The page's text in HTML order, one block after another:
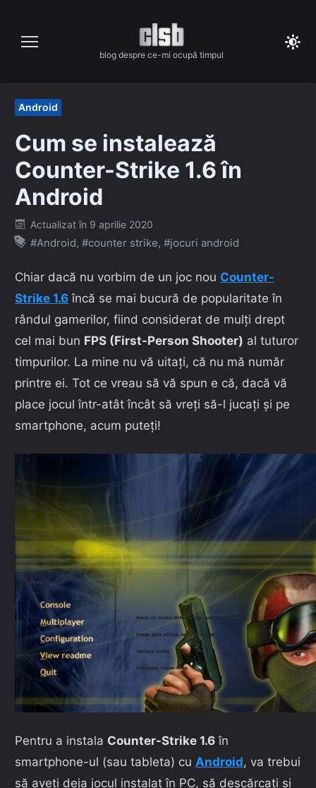
content
blog despre ce-mi ocupă timpul
Android
Cum se instalează
Counter-Strike 1.6 în
Android
Posted
on
Actualizat în 9 aprilie 2020
#Android, #counter strike, #jocuri android
Chiar dacă nu vorbim de un joc nou Counter-
Strike 1.6 încă se mai bucură de popularitate în
rândul gamerilor, fiind considerat de mulți drept
cel mai bun FPS (First-Person Shooter) al tuturor
timpurilor. La mine nu vă uitați, că nu mă număr
printre ei. Tot ce vreau să vă spun e că, dacă vă
place jocul într-atât încât să vreți să-l jucați și pe
smartphone, acum puteți!
Pentru a instala Counter-Strike 1.6 în
smartphone-ul (sau tableta) cu Android, va trebui
să aveți deja jocul instalat în PC, să descărcați și